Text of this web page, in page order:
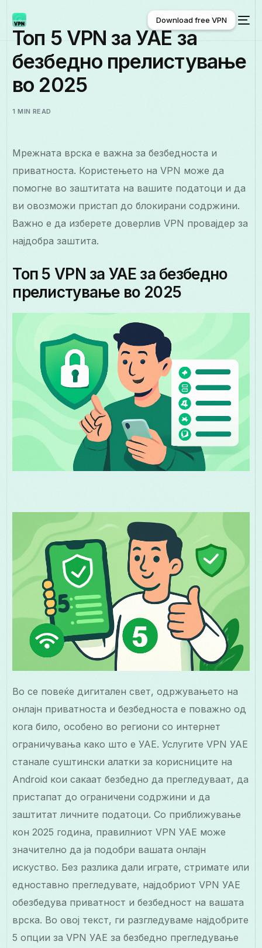
Download free VPN
Download free VPN
Топ 5 VPN за УАЕ за
безбедно прелистување
во 2025
1 MIN READ
Мрежната врска е важна за безбедноста и
приватноста. Користењето на VPN може да
помогне во заштитата на вашите податоци и да
ви овозможи пристап до блокирани содржини.
Важно е да изберете доверлив VPN провајдер за
најдобра заштита.
Топ 5 VPN за УАЕ за безбедно
прелистување во 2025
Во се повеќе дигитален свет, одржувањето на
онлајн приватноста и безбедноста е поважно од
кога било, особено во региони со интернет
ограничувања како што е УАЕ. Услугите VPN УАЕ
станале суштински алатки за корисниците на
Android кои сакаат безбедно да прегледуваат, да
пристапат до ограничени содржини и да
заштитат личните податоци. Со приближување
кон 2025 година, правилниот VPN УАЕ може
значително да ја подобри вашата онлајн
искуство. Без разлика дали играте, стримате или
едноставно прегледувате, најдобриот VPN УАЕ
обезбедува приватност и безбедност на вашата
врска. Во овој текст, ги разгледуваме најдобрите
5 опции за VPN УАЕ за безбедно прегледување